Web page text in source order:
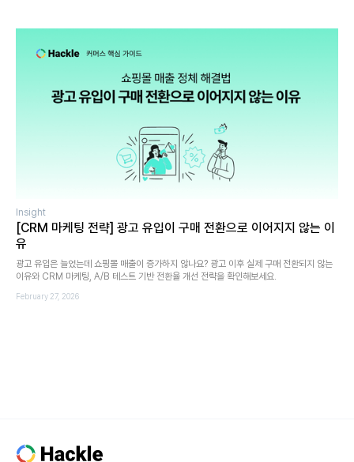
Insight
[CRM 마케팅 전략] 광고 유입이 구매 전환으로 이어지지 않는 이
유
광고 유입은 늘었는데 쇼핑몰 매출이 증가하지 않나요? 광고 이후 실제 구매 전환되지 않는
이유와 CRM 마케팅, A/B 테스트 기반 전환율 개선 전략을 확인해보세요.
February 27, 2026